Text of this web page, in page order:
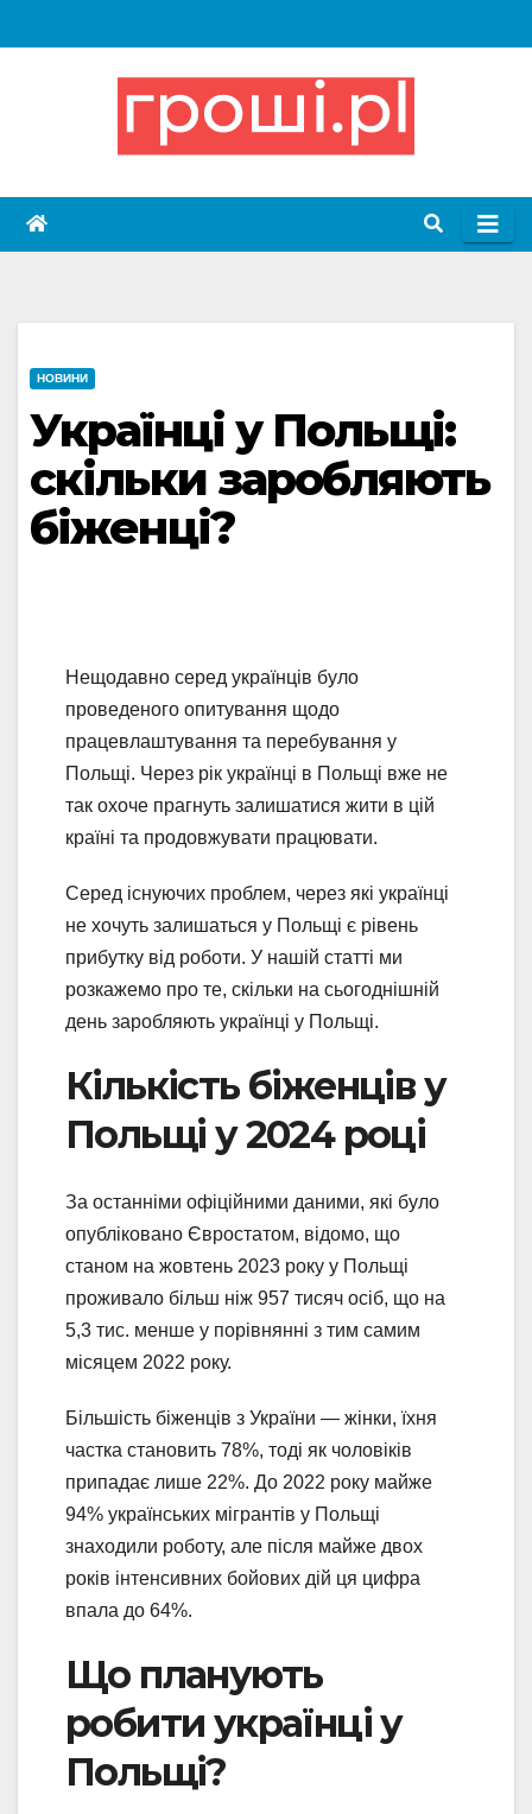
to
НОВИНИ
Українці у Польщі:
скільки заробляють
біженці?
Нещодавно серед українців було
проведеного опитування щодо
працевлаштування та перебування у
Польщі. Через рік українці в Польщі вже не
так охоче прагнуть залишатися жити в цій
країні та продовжувати працювати.
Серед існуючих проблем, через які українці
не хочуть залишаться у Польщі є рівень
прибутку від роботи. У нашій статті ми
розкажемо про те, скільки на сьогоднішній
день заробляють українці у Польщі.
Кількість біженців у
Польщі у 2024 році
За останніми офіційними даними, які було
опубліковано Євростатом, відомо, що
станом на жовтень 2023 року у Польщі
проживало більш ніж 957 тисяч осіб, що на
5,3 тис. менше у порівнянні з тим самим
місяцем 2022 року.
Більшість біженців з України — жінки, їхня
частка становить 78%, тоді як чоловіків
припадає лише 22%. До 2022 року майже
94% українських мігрантів у Польщі
знаходили роботу, але після майже двох
років інтенсивних бойових дій ця цифра
впала до 64%.
Що планують
робити українці у
Польщі?